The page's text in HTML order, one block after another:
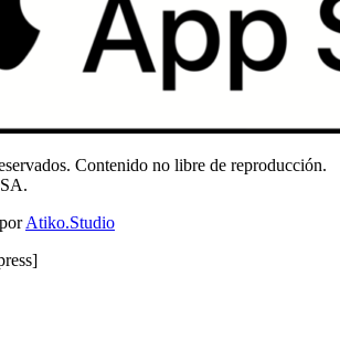
Contenido no libre de reproducción.
Atiko.Studio